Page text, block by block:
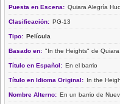
Puesta en Escena: Quiara Alegría
Clasificación: PG-13
Tipo: Película
Basado en: "In the Heights" de
Título en Español: En el barrio
Título en Idioma Original: In the
Nombre Alterno: En un barrio de